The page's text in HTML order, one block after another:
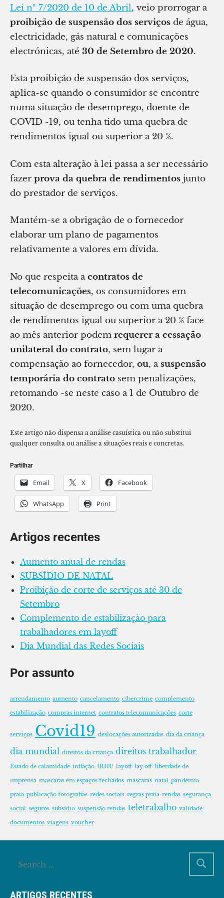
Lei nº 7/2020 de 10 de Abril, veio prorrogar a
proibição de suspensão dos serviços de água,
electricidade, gás natural e comunicações
electrónicas, até 30 de Setembro de 2020.
Esta proibição de suspensão dos serviços,
aplica-se quando o consumidor se encontre
numa situação de desemprego, doente de
COVID -19, ou tenha tido uma quebra de
rendimentos igual ou superior a 20 %.
Com esta alteração à lei passa a ser necessário
fazer prova da quebra de rendimentos junto
do prestador de serviços.
Mantém-se a obrigação de o fornecedor
elaborar um plano de pagamentos
relativamente a valores em dívida.
No que respeita acontratos de
telecomunicações, os consumidores em
situação de desemprego ou com uma quebra
de rendimentos igual ou superior a 20 % face
ao mês anterior podem requerer a cessação
unilateral do contrato, sem lugar a
compensação ao fornecedor, ou, a suspensão
temporária do contrato sem penalizações,
retomando -se neste caso a 1 de Outubro de
2020.
Este artigo não dispensa a análise casuística ou não substitui
qualquer consulta ou análise a situações reais e concretas.
Partilhar
Email X Facebook
WhatsApp Print
Artigos recentes
Aumento anual de rendas
SUBSÍDIO DE NATAL
Proibição de corte de serviços até 30 de
Setembro
Complemento de estabilização para
trabalhadores em layoff
Dia Mundial das Redes Sociais
Por assunto
arrendamento aumento cancelamento cibercrime complemento
estabilização compras internet contratos telecomunicações corte
serviços Covid19 deslocações autorizadas dia da criança
dia mundial direitos da criança direitos trabalhador
Estado de calamidade inflação IRHU layoff lay off liberdade de
imprensa mascaras em espaços fechados máscaras natal pandemia
praia publicação fotografias redes sociais regras praia rendas segurança
social seguros subsídio suspensão rendas teletrabalho validade
documentos viagens voucher
ARTIGOS RECENTES